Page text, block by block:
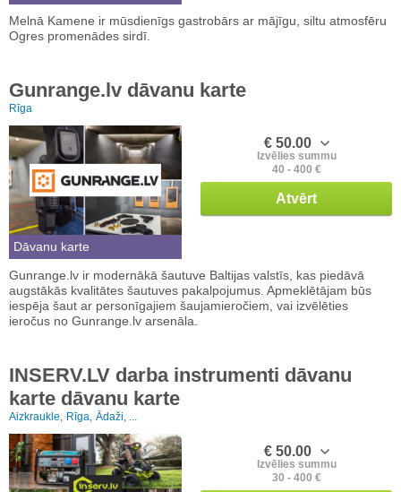
Melnā Kamene ir mūsdienīgs gastrobārs ar mājīgu, siltu atmosfēru
Ogres promenādes sirdī.
Gunrange.lv dāvanu karte
Rīga
Dāvanu karte
€ 50.00
Izvēlies summu
40 - 400 €
Atvērt
Gunrange.lv ir modernākā šautuve Baltijas valstīs, kas piedāvā
augstākās kvalitātes šautuves pakalpojumus. Apmeklētājam būs
iespēja šaut ar personīgajiem šaujamieročiem, vai izvēlēties
ieročus no Gunrange.lv arsenāla.
INSERV.LV darba instrumenti dāvanu
karte dāvanu karte
Aizkraukle, Rīga, Ādaži, ...
€ 50.00
Izvēlies summu
30 - 400 €